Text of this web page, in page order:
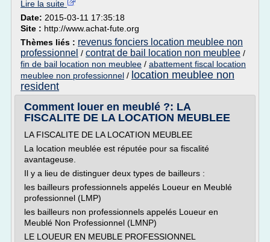
Lire la suite
Date: 2015-03-11 17:35:18
Site : http://www.achat-fute.org
Thèmes liés : revenus fonciers location meublee non
professionnel / contrat de bail location non meublee /
fin de bail location non meublee / abattement fiscal location
meublee non professionnel / location meublee non
resident
Comment louer en meublé ?: LA
FISCALITE DE LA LOCATION MEUBLEE
LA FISCALITE DE LA LOCATION MEUBLEE
La location meublée est réputée pour sa fiscalité
avantageuse.
Il y a lieu de distinguer deux types de bailleurs :
les bailleurs professionnels appelés Loueur en Meublé
professionnel (LMP)
les bailleurs non professionnels appelés Loueur en
Meublé Non Professionnel (LMNP)
LE LOUEUR EN MEUBLE PROFESSIONNEL